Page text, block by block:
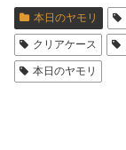
本日のヤモリ
クリアケース
本日のヤモリ